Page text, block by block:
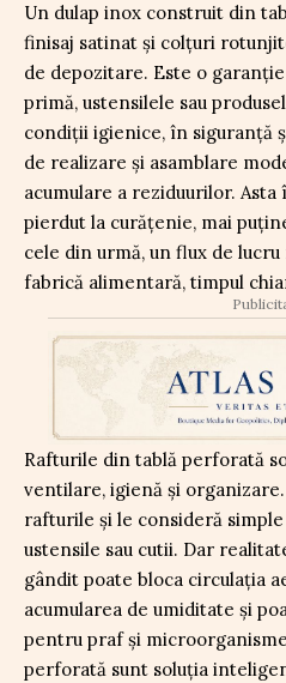
Un dulap inox construit din
finisaj satinat şi colţuri
de depozitare. Este o
primă, ustensilele sau
condiţii igienice, în siguranţă
de realizare şi asamblare
acumulare a reziduurilor.
pierdut la curăţenie, mai
cele din urmă, un flux de
fabrică alimentară, timpul
Rafturile din tablă perforată
ventilare, igienă şi
rafturile şi le consideră
ustensile sau cutii. Dar
gândit poate bloca circulaţia
acumularea de umiditate şi
pentru praf şi
perforată sunt soluţia